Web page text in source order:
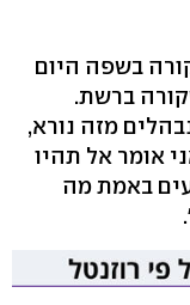
בשפה היום
ברשת.
מזה נורא,
אומר אל תהיו
באמת מה